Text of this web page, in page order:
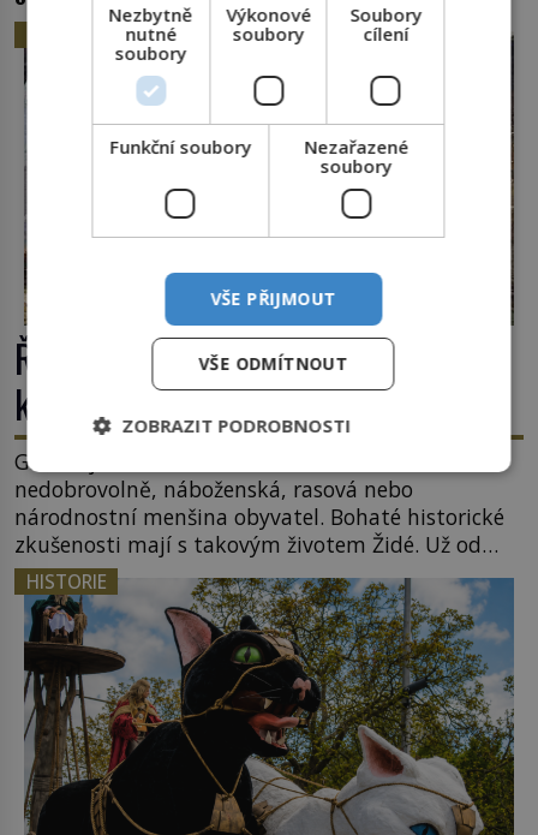
Římské ghetto: Místo, kam papež
kamenem dohodil
Ghetto je část města, kde musí žít, většinou
nedobrovolně, náboženská, rasová nebo
národnostní menšina obyvatel. Bohaté historické
zkušenosti mají s takovým životem Židé. Už od
středověku jsou totiž v každou chvíli nuceni v
nějakém žít. Mezi ty nejslavnější patří i římské
ghetto založené v roce 1555. Pokud jde o vztah
k Židům, nemá se Řím čím chlubit. […]
HISTORIE
Nezbytně
nutné
soubory
Výkonové
soubory
Soubory
cílení
Funkční soubory
Nezařazené
soubory
VŠE PŘIJMOUT
VŠE ODMÍTNOUT
ZOBRAZIT PODROBNOSTI